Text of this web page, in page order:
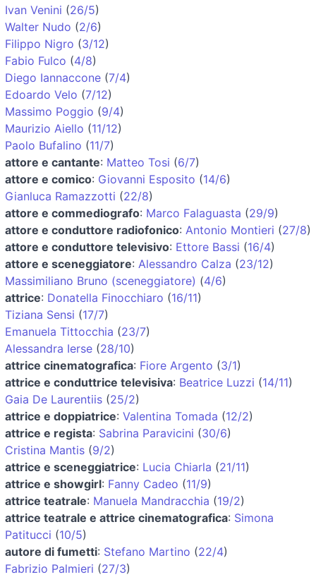
Ivan Venini (26/5)
Walter Nudo (2/6)
Filippo Nigro (3/12)
Fabio Fulco (4/8)
Diego Iannaccone (7/4)
Edoardo Velo (7/12)
Massimo Poggio (9/4)
Maurizio Aiello (11/12)
Paolo Bufalino (11/7)
attore e cantante: Matteo Tosi (6/7)
attore e comico: Giovanni Esposito (14/6)
Gianluca Ramazzotti (22/8)
attore e commediografo: Marco Falaguasta (29/9)
attore e conduttore radiofonico: Antonio Montieri (27/8)
attore e conduttore televisivo: Ettore Bassi (16/4)
attore e sceneggiatore: Alessandro Calza (23/12)
Massimiliano Bruno (sceneggiatore) (4/6)
attrice: Donatella Finocchiaro (16/11)
Tiziana Sensi (17/7)
Emanuela Tittocchia (23/7)
Alessandra Ierse (28/10)
attrice cinematografica: Fiore Argento (3/1)
attrice e conduttrice televisiva: Beatrice Luzzi (14/11)
Gaia De Laurentiis (25/2)
attrice e doppiatrice: Valentina Tomada (12/2)
attrice e regista: Sabrina Paravicini (30/6)
Cristina Mantis (9/2)
attrice e sceneggiatrice: Lucia Chiarla (21/11)
attrice e showgirl: Fanny Cadeo (11/9)
attrice teatrale: Manuela Mandracchia (19/2)
attrice teatrale e attrice cinematografica: Simona
Patitucci (10/5)
autore di fumetti: Stefano Martino (22/4)
Fabrizio Palmieri (27/3)